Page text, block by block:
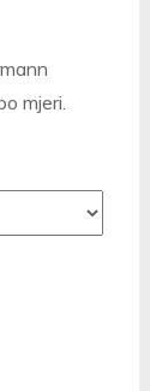
mjeri.